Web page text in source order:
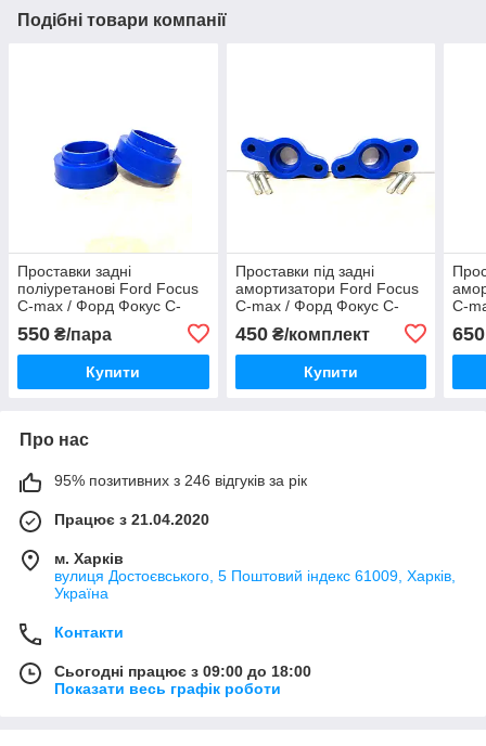
Подібні товари компанії
Проставки задні
поліуретанові Ford Focus
C-max / Форд Фокус С-
550 ₴/пара
Купити
Проставки під задні
амортизатори Ford Focus
C-max / Форд Фокус С-
450₴/комплект
Купити
C-
650
Про нас
95% позитивних з 246 відгуків за рік
Працює з 21.04.2020
м. Харків
вулиця Достоєвського, 5 Поштовий індекс 61009, Харків,
Україна
Контакти
Сьогодні працює з 09:00 до 18:00
Показати весь графік роботи